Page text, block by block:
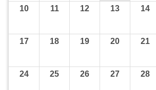
10 11 12 13 14
17 18 19 20 21
24 25 26 27 28